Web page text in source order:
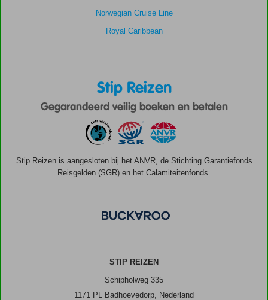
Norwegian Cruise Line
Royal Caribbean
Stip Reizen
Gegarandeerd veilig boeken en betalen
Stip Reizen is aangesloten bij het ANVR, de Stichting Garantiefonds
Reisgelden (SGR) en het Calamiteitenfonds.
STIP REIZEN
Schipholweg 335
1171 PL Badhoevedorp, Nederland